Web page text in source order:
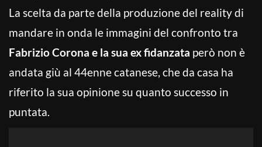
La scelta da parte della produzione del reality di
mandare in onda le immagini del confronto tra
Fabrizio Corona e la sua ex fidanzata però non è
andata giù al 44enne catanese, che da casa ha
riferito la sua opinione su quanto successo in
puntata.